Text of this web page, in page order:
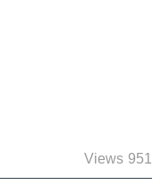
951 Views